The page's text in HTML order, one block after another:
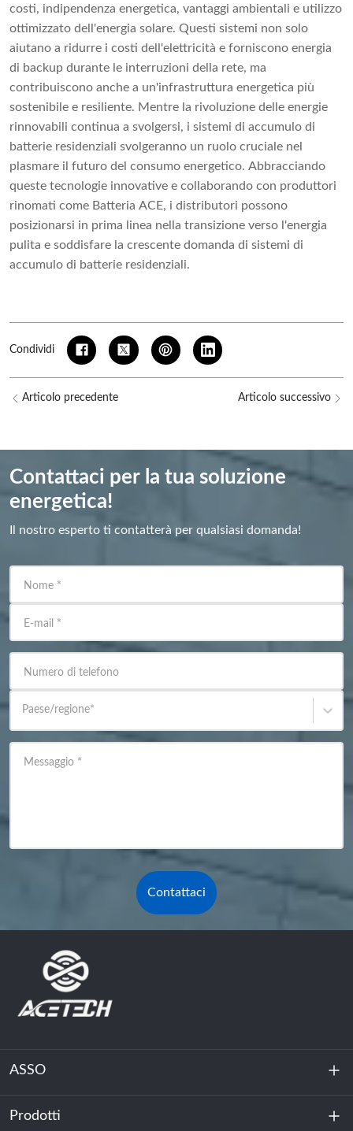
costi, indipendenza energetica, vantaggi ambientali e utilizzo
ottimizzato dell'energia solare. Questi sistemi non solo
aiutano a ridurre i costi dell'elettricità e forniscono energia
di backup durante le interruzioni della rete, ma
contribuiscono anche a un'infrastruttura energetica più
sostenibile e resiliente. Mentre la rivoluzione delle energie
rinnovabili continua a svolgersi, i sistemi di accumulo di
batterie residenziali svolgeranno un ruolo cruciale nel
plasmare il futuro del consumo energetico. Abbracciando
queste tecnologie innovative e collaborando con produttori
rinomati come Batteria ACE, i distributori possono
posizionarsi in prima linea nella transizione verso l'energia
pulita e soddisfare la crescente domanda di sistemi di
accumulo di batterie residenziali.
Condividi
Articolo precedente Articolo successivo
Contattaci per la tua soluzione
energetica!
Il nostro esperto ti contatterà per qualsiasi domanda!
Nome *
E-mail *
Numero di telefono
Paese/regione*
Messaggio *
Contattaci
ASSO
Chi siamo
Prodotti